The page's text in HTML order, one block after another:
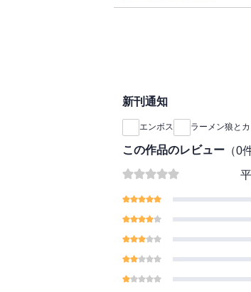
葉にす
戻ら
次第
獣（
新刊通知
エンボス ラーメン狼と
この作品のレビュー （0